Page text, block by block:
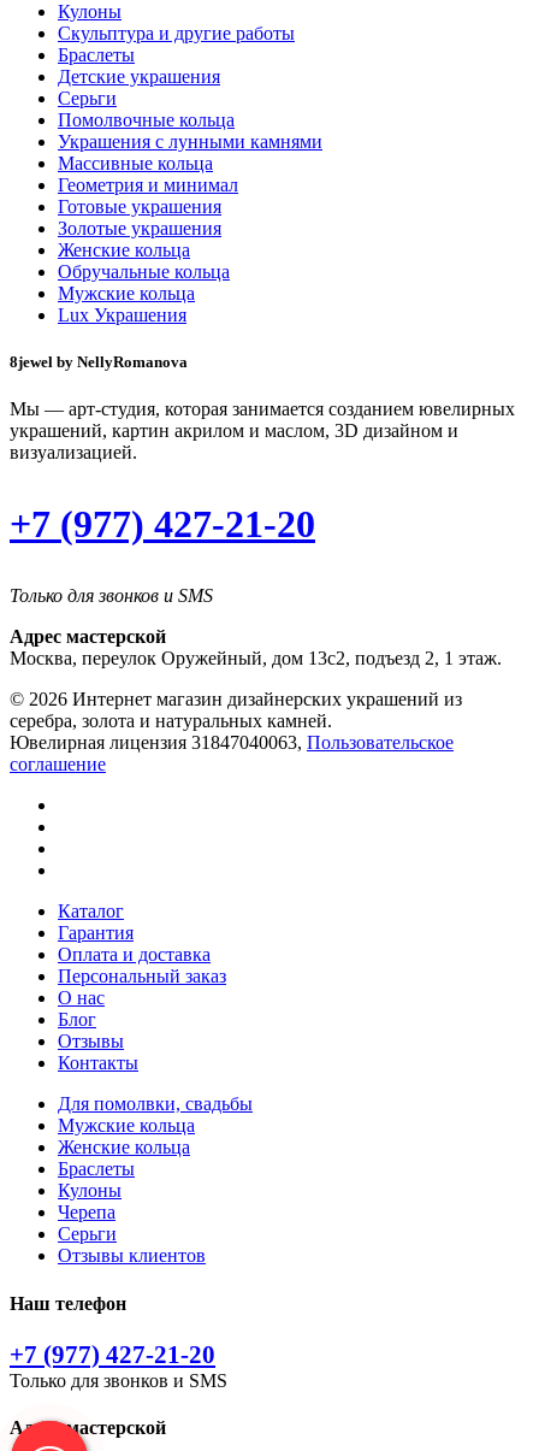
Кулоны
Скульптура и другие работы
Браслеты
Детские украшения
Серьги
Помолвочные кольца
Украшения с лунными камнями
Массивные кольца
Геометрия и минимал
Готовые украшения
Золотые украшения
Женские кольца
Обручальные кольца
Мужские кольца
Lux Украшения
8jewel by NellyRomanova
Мы — арт-студия, которая занимается созданием ювелирных
украшений, картин акрилом и маслом, 3D дизайном и
визуализацией.
+7 (977) 427-21-20
Только для звонков и SMS
Адрес мастерской
Москва, переулок Оружейный, дом 13с2, подъезд 2, 1 этаж.
© 2026 Интернет магазин дизайнерских украшений из
серебра, золота и натуральных камней.
Ювелирная лицензия 31847040063, Пользовательское
соглашение
Каталог
Гарантия
Оплата и доставка
Персональный заказ
О нас
Блог
Отзывы
Контакты
Для помолвки, свадьбы
Мужские кольца
Женские кольца
Браслеты
Кулоны
Черепа
Серьги
Отзывы клиентов
Наш телефон
+7 (977) 427-21-20
Только для звонков и SMS
Адрес мастерской